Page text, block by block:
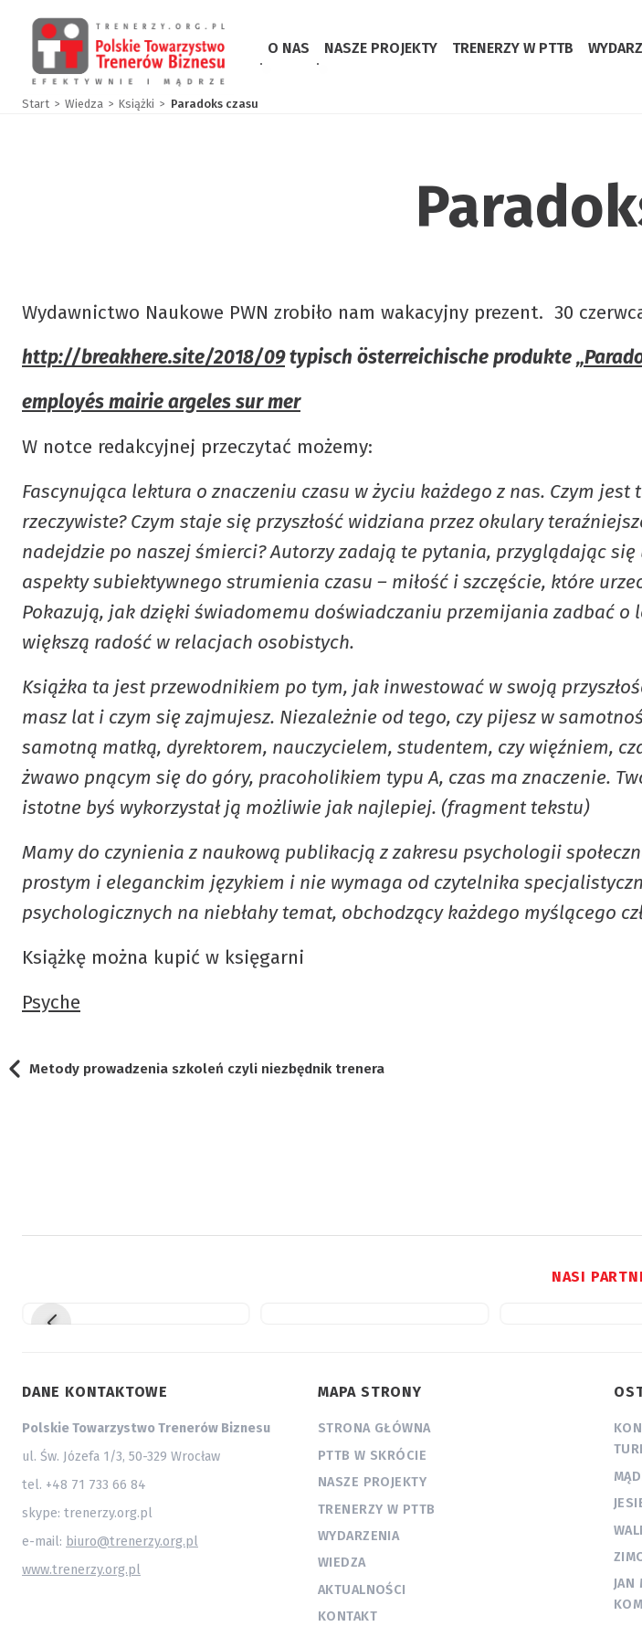
O NAS
Deklaracja członkowska
About PTTB
NASZE PROJEKTY
Dobre miejsce na szkolenie
TRENERZY W PTTB
Start Wiedza Książki Paradoks czasu
Wydawnictwo Naukowe PWN zrobiło nam wakacyjny prezent. 30
http://breakhere.site/2018/09typisch österreichische produkte
employés mairie argeles sur mer
W notce redakcyjnej przeczytać możemy:
Fascynująca lektura o znaczeniu czasu w życiu każdego z nas. Czym
rzeczywiste? Czym staje się przyszłość widziana przez okulary
nadejdzie po naszej śmierci? Autorzy zadają te pytania, przyglądając
aspekty subiektywnego strumienia czasu – miłość i szczęście, które
Pokazują, jak dzięki świadomemu doświadczaniu przemijania zadbać
większą radość w relacjach osobistych.
Książka ta jest przewodnikiem po tym, jak inwestować w swoją
masz lat i czym się zajmujesz. Niezależnie od tego, czy pijesz w
samotną matką, dyrektorem, nauczycielem, studentem, czy więźniem,
żwawo pnącym się do góry, pracoholikiem typu A, czas ma znaczenie.
istotne byś wykorzystał ją możliwie jak najlepiej. (fragment tekstu)
Mamy do czynienia z naukową publikacją z zakresu psychologii
prostym i eleganckim językiem i nie wymaga od czytelnika
psychologicznych na niebłahy temat, obchodzący każdego myślącego
Książkę można kupić w księgarni
Psyche
Metody prowadzenia szkoleń czyli niezbędnik trenera
NASI
DANE KONTAKTOWE
Polskie Towarzystwo Trenerów Biznesu
ul. Św. Józefa 1/3, 50-329 Wrocław
tel. +48 71 733 66 84
skype: trenerzy.org.pl
e-mail: biuro@trenerzy.org.pl
www.trenerzy.org.pl
MAPA STRONY
STRONA GŁÓWNA
PTTB W SKRÓCIE
NASZE PROJEKTY
TRENERZY W PTTB
WYDARZENIA
WIEDZA
AKTUALNOŚCI
KONTAKT
JAN